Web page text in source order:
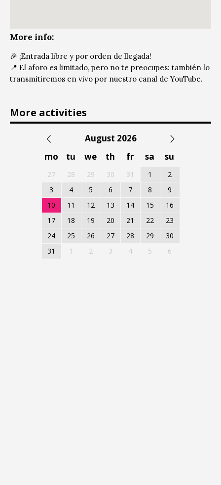
More info:
🎉 ¡Entrada libre y por orden de llegada!
📍 El aforo es limitado, pero no te preocupes: también lo
transmitiremos en vivo por nuestro canal de YouTube.
More activities
August 2026
mo
tu we th fr sa su
27 28 29 30 31 1
2
3
4 5 6 7 8
9
10
11 12 13 14 15
16
17
18 19 20 21 22
23
24
25 26 27 28 29
30
31
1 2 3 4 5 6